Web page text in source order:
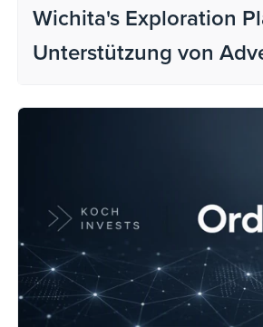
Wichita's Exploration
Unterstützung von